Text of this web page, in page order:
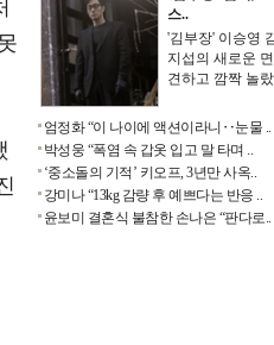
스..
'김부장' 이승영
지섭의 새로운
견하고 깜짝 놀
엄정화 “이 나이에 액션이라니‥눈물 ..
박성웅 “폭염 속 갑옷 입고 말 타며 ..
‘중소돌의 기적’ 키오프, 3년만 사옥..
강미나 “13kg 감량 후 예쁘다는 반응 ..
윤보미 결혼식 불참한 손나은 “판다로..